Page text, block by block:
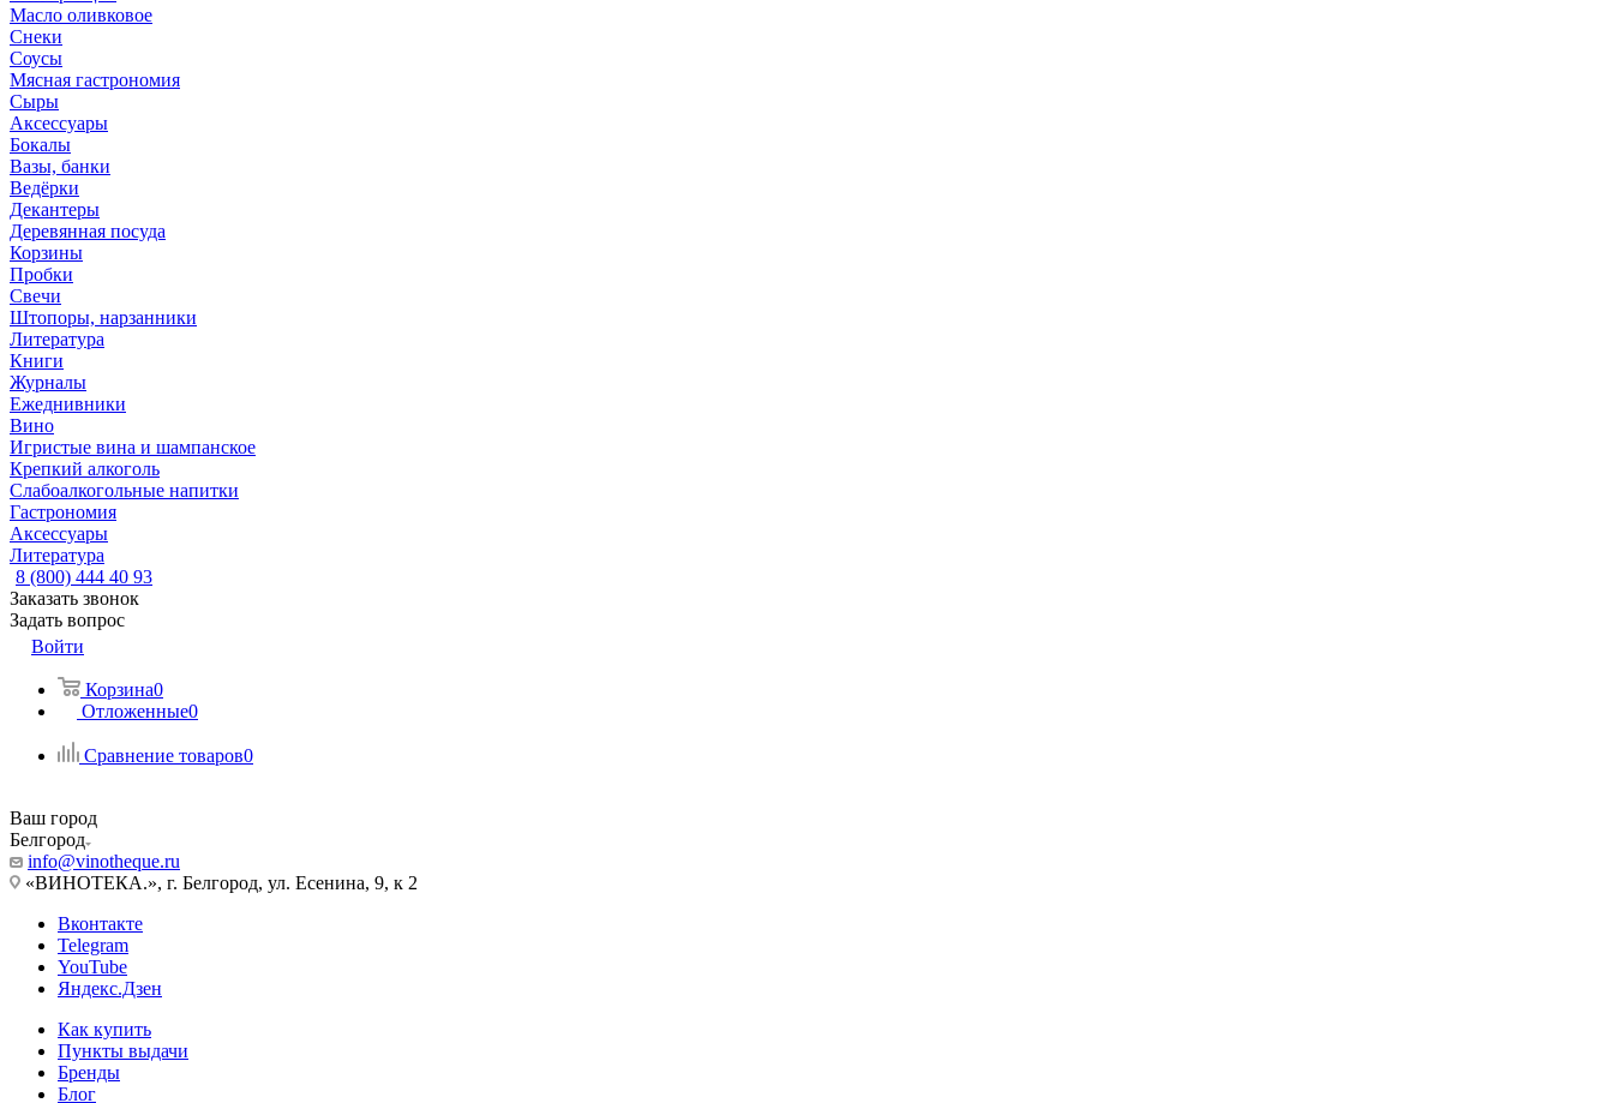
Масло оливковое
Снеки
Соусы
Мясная гастрономия
Сыры
Аксессуары
Бокалы
Вазы, банки
Ведёрки
Декантеры
Деревянная посуда
Корзины
Пробки
Свечи
Штопоры, нарзанники
Литература
Книги
Журналы
Ежеднивники
Вино
Игристые вина и шампанское
Крепкий алкоголь
Слабоалкогольные напитки
Гастрономия
Аксессуары
Литература
8 (800) 444 40 93
Заказать звонок
Задать вопрос
Войти
Корзина0
Отложенные0
Сравнение товаров0
Ваш город
Белгород
info@vinotheque.ru
«ВИНОТЕКА.», г. Белгород, ул. Есенина, 9, к 2
Вконтакте
Telegram
YouTube
Яндекс.Дзен
Как купить
Пункты выдачи
Бренды
Блог